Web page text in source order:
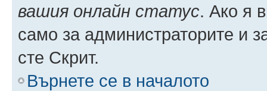
вашия онлайн статус. Ако я
само за администраторите и
сте Скрит.
Върнете се в началото